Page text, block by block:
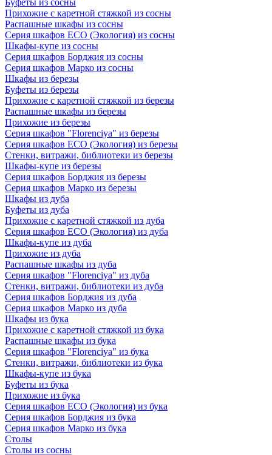
Буфеты из сосны
Прихожие с каретной стяжкой из сосны
Распашные шкафы из сосны
Серия шкафов ECO (Экология) из сосны
Шкафы-купе из сосны
Серия шкафов Борджия из сосны
Серия шкафов Марко из сосны
Шкафы из березы
Буфеты из березы
Прихожие с каретной стяжкой из березы
Распашные шкафы из березы
Прихожие из березы
Серия шкафов "Florenciya" из березы
Серия шкафов ECO (Экология) из березы
Стенки, витражи, библиотеки из березы
Шкафы-купе из березы
Серия шкафов Борджия из березы
Серия шкафов Марко из березы
Шкафы из дуба
Буфеты из дуба
Прихожие с каретной стяжкой из дуба
Серия шкафов ECO (Экология) из дуба
Шкафы-купе из дуба
Прихожие из дуба
Распашные шкафы из дуба
Серия шкафов "Florenciya" из дуба
Стенки, витражи, библиотеки из дуба
Серия шкафов Борджия из дуба
Серия шкафов Марко из дуба
Шкафы из бука
Прихожие с каретной стяжкой из бука
Распашные шкафы из бука
Серия шкафов "Florenciya" из бука
Стенки, витражи, библиотеки из бука
Шкафы-купе из бука
Буфеты из бука
Прихожие из бука
Серия шкафов ECO (Экология) из бука
Серия шкафов Борджия из бука
Серия шкафов Марко из бука
Столы
Столы из сосны